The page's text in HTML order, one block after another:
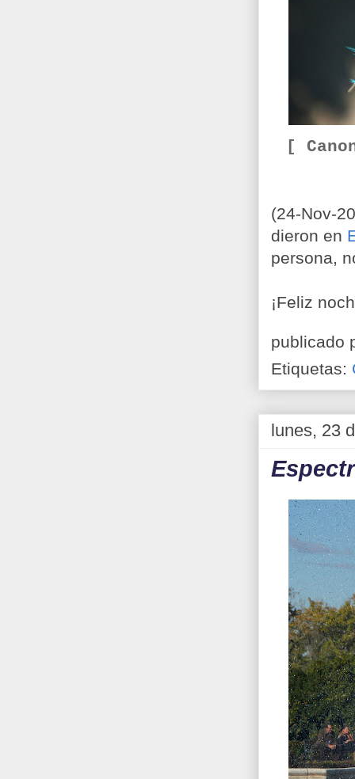
[
(24-Nov-
dieron en
persona,
¡Feliz
publicado
Etiquetas:
lunes, 23